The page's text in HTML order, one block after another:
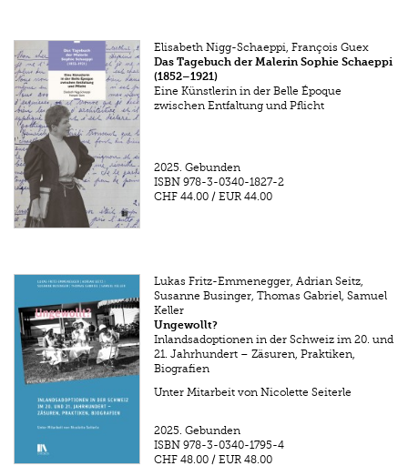
Elisabeth Nigg-Schaeppi, François Guex
Das Tagebuch der Malerin Sophie Schaeppi
(1852–1921)
Eine Künstlerin in der Belle Époque
zwischen Entfaltung und Pflicht
2025. Gebunden
ISBN 978-3-0340-1827-2
CHF 44.00 /EUR 44.00
Lukas Fritz-Emmenegger, Adrian Seitz,
Susanne Businger, Thomas Gabriel, Samuel
Keller
Ungewollt?
Inlandsadoptionen in der Schweiz im 20. und
21. Jahrhundert – Zäsuren, Praktiken,
Biografien
Unter Mitarbeit von Nicolette Seiterle
2025. Gebunden
ISBN 978-3-0340-1795-4
CHF 48.00 /EUR 48.00